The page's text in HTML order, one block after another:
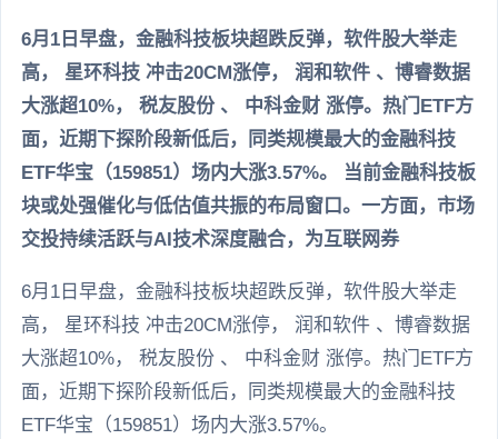
6月1日早盘，金融科技板块超跌反弹，软件股大举走
高， 星环科技 冲击20CM涨停， 润和软件 、博睿数据
大涨超10%， 税友股份 、 中科金财 涨停。热门ETF方
面，近期下探阶段新低后，同类规模最大的金融科技
ETF华宝（159851）场内大涨3.57%。 当前金融科技板
块或处强催化与低估值共振的布局窗口。一方面，市场
交投持续活跃与AI技术深度融合，为互联网券
6月1日早盘，金融科技板块超跌反弹，软件股大举走
高， 星环科技 冲击20CM涨停， 润和软件 、博睿数据
大涨超10%， 税友股份 、 中科金财 涨停。热门ETF方
面，近期下探阶段新低后，同类规模最大的金融科技
ETF华宝（159851）场内大涨3.57%。